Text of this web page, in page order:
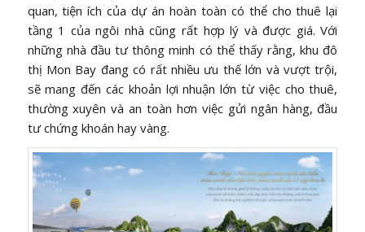
quan, tiện ích của dự án hoàn toàn có thể cho thuê lại
tầng 1 của ngôi nhà cũng rất hợp lý và được giá. Với
những nhà đầu tư thông minh có thể thấy rằng, khu đô
thị Mon Bay đang có rất nhiều ưu thế lớn và vượt trội,
sẽ mang đến các khoản lợi nhuận lớn từ việc cho thuê,
thường xuyên và an toàn hơn việc gửi ngân hàng, đầu
tư chứng khoán hay vàng.